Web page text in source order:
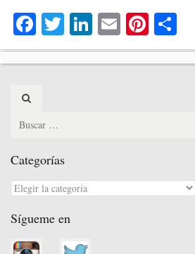
Fa
ce
bo
T
wi
tte
Li
nk
ed
E
m
ail
Pi
nt
er
o
m
Search
Categorías
Categorías
Sígueme en